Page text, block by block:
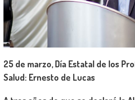
25 de marzo, Día Estatal de los
Salud: Ernesto de Lucas